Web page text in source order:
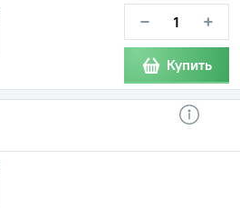
− +
Купить